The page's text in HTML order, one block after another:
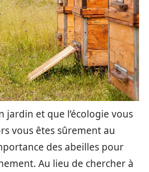
jardin et que l’écologie vous
vous êtes sûrement au
des abeilles pour
Au lieu de chercher à